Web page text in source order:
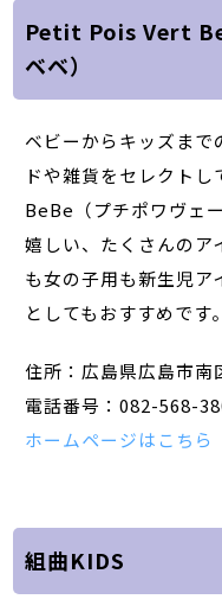
Petit Pois Vert
ベベ）
ベビーからキッズま
ドや雑貨をセレクト
BeBe（プチポワヴェ
嬉しい、たくさんのア
も女の子用も新生児ア
としてもおすすめです。
住所：広島県広島市
電話番号：082-568-
ホームページはこちら
組曲KIDS